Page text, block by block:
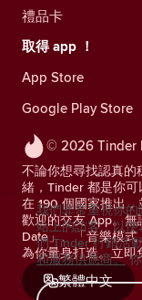
© 2026 Tinder
不論你想尋找認真
緒，Tinder 都是你
在 190 個國家推出
歡迎的交友 App。
Date」、「音樂模
為你量身打造。立
繁體中文
禮品卡
取得 app ！
App Store
Google Play Store
我們非常重視你
站上的訪客，以
們 Tinder 行銷活
和服務供應商。